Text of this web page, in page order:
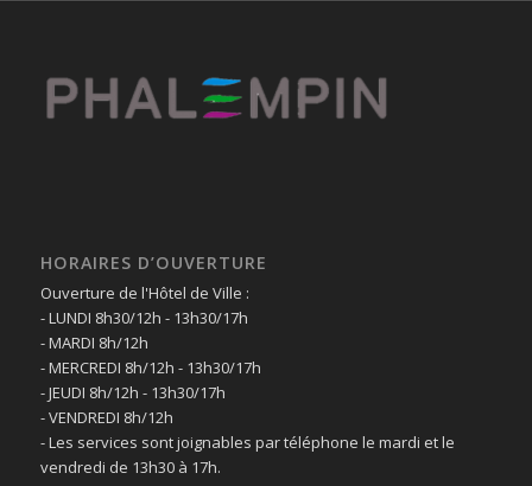
HORAIRES D’OUVERTURE
Ouverture de l'Hôtel de Ville :
- LUNDI 8h30/12h - 13h30/17h
- MARDI 8h/12h
- MERCREDI 8h/12h - 13h30/17h
- JEUDI 8h/12h - 13h30/17h
- VENDREDI 8h/12h
- Les services sont joignables par téléphone le mardi et le
vendredi de 13h30 à 17h.